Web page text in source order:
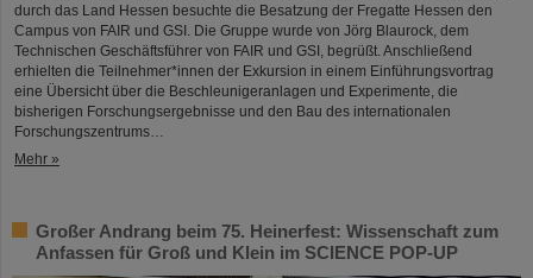
durch das Land Hessen besuchte die Besatzung der Fregatte Hessen den
Campus von FAIR und GSI. Die Gruppe wurde von Jörg Blaurock, dem
Technischen Geschäftsführer von FAIR und GSI, begrüßt. Anschließend
erhielten die Teilnehmer*innen der Exkursion in einem Einführungsvortrag
eine Übersicht über die Beschleunigeranlagen und Experimente, die
bisherigen Forschungsergebnisse und den Bau des internationalen
Forschungszentrums…
Mehr »
Großer Andrang beim 75. Heinerfest: Wissenschaft zum
Anfassen für Groß und Klein im SCIENCE POP-UP